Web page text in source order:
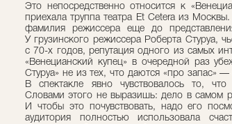
Это непосредственно относится к
приехала труппа театра Et Cetera из
фамилия режиссера еще до
У грузинского режиссера Роберта Стуруа,
с 70-х годов, репутация одного из самых
«Венецианский купец» в очередной раз
Стуруа» не из тех, что даются «про запас» —
В спектакле явно чувствовалось то,
Словами этого не выразишь: дело в самом
И чтобы это почувствовать, надо его
аудитория полностью использовала